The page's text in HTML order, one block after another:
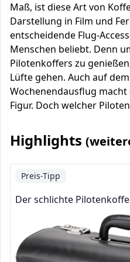
Maß, ist diese Art von
Darstellung in Film und
entscheidende Flug-
Menschen beliebt. Denn
Pilotenkoffers zu
Lüfte gehen. Auch auf
Wochenendausflug
Figur. Doch welcher
Highlights
Preis-Tipp
Der schlichte